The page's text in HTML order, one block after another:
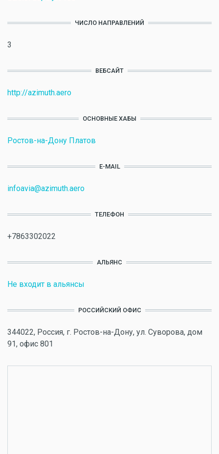
ЧИСЛО НАПРАВЛЕНИЙ
3
ВЕБСАЙТ
http://azimuth.aero
ОСНОВНЫЕ ХАБЫ
Ростов-на-Дону Платов
E-MAIL
infoavia@azimuth.aero
ТЕЛЕФОН
+7863302022
АЛЬЯНС
Не входит в альянсы
РОССИЙСКИЙ ОФИС
344022, Россия, г. Ростов-на-Дону, ул. Суворова, дом
91, офис 801